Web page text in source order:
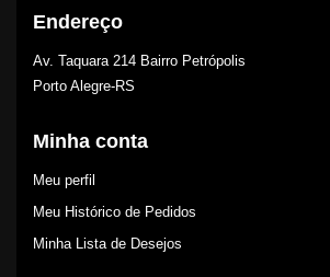
Endereço
Av. Taquara 214 Bairro Petrópolis
Porto Alegre-RS
Minha conta
Meu perfil
Meu Histórico de Pedidos
Minha Lista de Desejos